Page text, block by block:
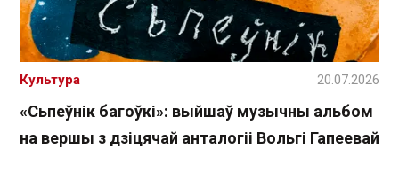
«Сьпеўнік багоўкі»: выйшаў музычны альбом
на вершы з дзіцячай анталогіі Вольгі Гапеевай
Культура 20.07.2026